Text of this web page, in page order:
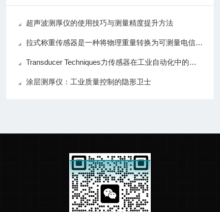
超声波测厚仪的使用技巧与测量精度提升方法
拉式称重传感器是一种将物理重量转换为可测量电信号的装置
Transducer Techniques力传感器在工业自动化中的关键应用
涂层测厚仪：工业质量控制的隐形卫士